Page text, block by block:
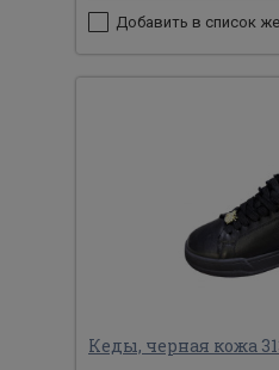
Добавить в список
Кеды, черная кожа